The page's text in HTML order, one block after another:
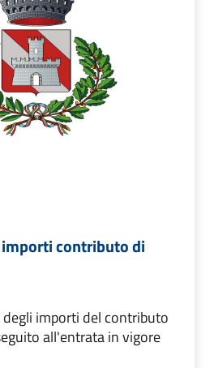
contributo di
degli importi del contributo
all'entrata in vigore